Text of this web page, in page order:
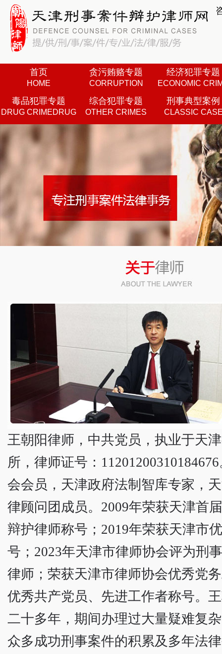
首页
HOME
贪污贿赂专题
CORRUPTION
经济犯罪专题
ECONOMIC
毒品犯罪专题
DRUG CRIMEDRUG
综合犯罪专题
OTHER CRIMES
刑事典型案例
CLASSIC
王朝阳律师，中共党员，执业于天
所，律师证号：
会会员，天津政府法制智库专家，
律顾问团成员。2009年荣获天津首
辩护律师称号；2019年荣获天津市
号；2023年天津市律师协会评为刑
律师；荣获天津市律师协会优秀党
优秀共产党员、先进工作者称号。
二十多年，期间办理过大量疑难复
众多成功刑事案件的积累及多年法